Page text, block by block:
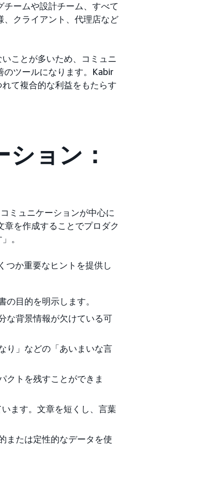
チームや設計チーム、すべて
クライアント、代理店など
ことが多いため、コミュニ
のツールになります。Kabir
て複合的な利益をもたらす
ョン：
ミュニケーションが中心に
を作成することでプロダク
。
つか重要なヒントを提供し
目的を明示します。
な背景情報が欠けている可
り」などの「あいまいな言
クトを残すことができま
ます。文章を短くし、言葉
または定性的なデータを使